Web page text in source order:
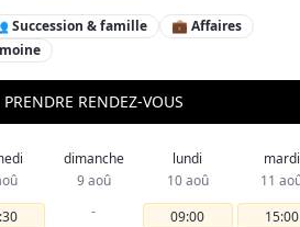
Succession & famille
💼 Affaires
PRENDRE RENDEZ-VOUS
dimanche
9 aoû
-
lundi
10 aoû
09:00
mardi
11
15:00